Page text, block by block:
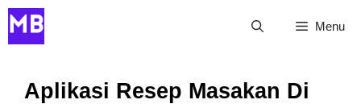
Skip
to
Menu
Aplikasi Resep Masakan Di